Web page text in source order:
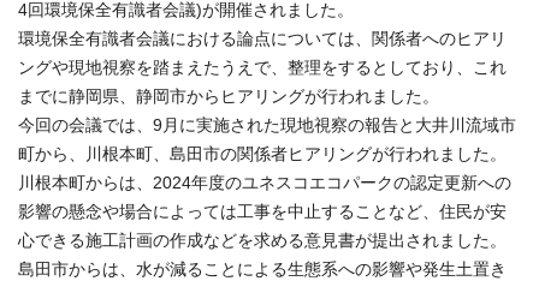
4回環境保全有識者会議)が開催されました。
環境保全有識者会議における論点については、関係者へのヒアリ
ングや現地視察を踏まえたうえで、整理をするとしており、これ
までに静岡県、静岡市からヒアリングが行われました。
今回の会議では、9月に実施された現地視察の報告と大井川流域市
町から、川根本町、島田市の関係者ヒアリングが行われました。
川根本町からは、2024年度のユネスコエコパークの認定更新への
影響の懸念や場合によっては工事を中止することなど、住民が安
心できる施工計画の作成などを求める意見書が提出されました。
島田市からは、水が減ることによる生態系への影響や発生土置き